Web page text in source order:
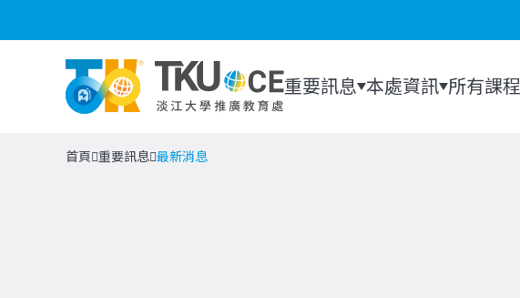
重要訊息 本處資訊 所有課程
首頁 重要訊息 最新消息